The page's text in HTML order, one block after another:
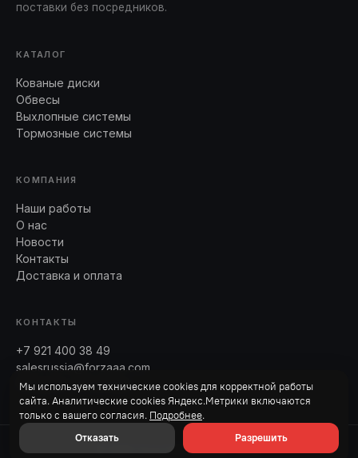
поставки без посредников.
КАТАЛОГ
Кованые диски
Обвесы
Выхлопные системы
Тормозные системы
КОМПАНИЯ
Наши работы
О нас
Новости
Контакты
Доставка и оплата
КОНТАКТЫ
+7 921 400 38 49
salesrussia@forzaaa.com
Telegram · WhatsApp
© 2026 Forza Performance Group
Мы используем технические cookies для корректной работы
сайта. Аналитические cookies Яндекс.Метрики включаются
только с вашего согласия. Подробнее.
Отказать
Разрешить